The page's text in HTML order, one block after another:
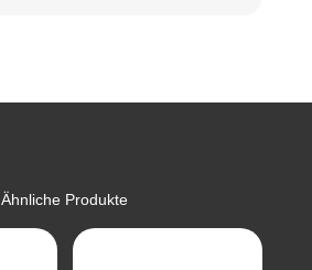
Ähnliche Produkte